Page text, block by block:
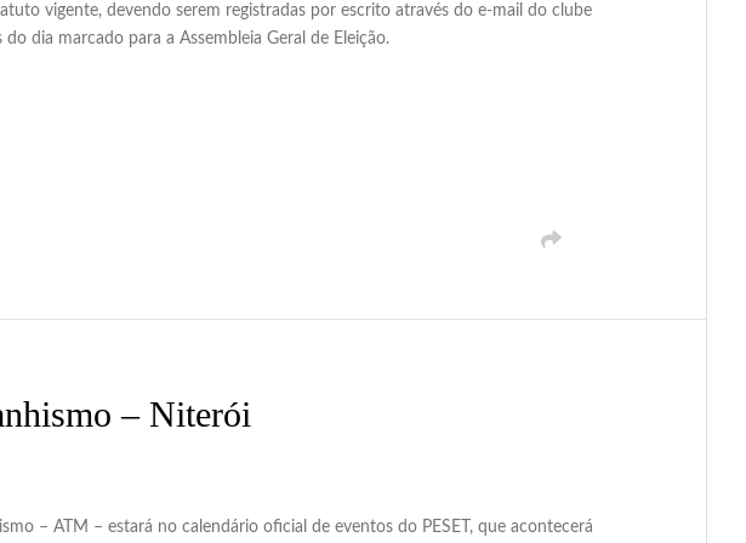
vigente, devendo serem registradas por escrito através do e-mail do clube
dia marcado para a Assembleia Geral de Eleição.
– Niterói
– ATM – estará no calendário oficial de eventos do PESET, que acontecerá